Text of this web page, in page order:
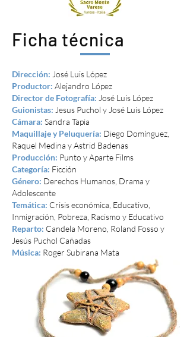
Ficha técnica
Dirección: José Luis López
Productor: Alejandro López
Director de Fotografía: José Luis López
Guionistas: Jesus Puchol y José Luis López
Cámara: Sandra Tapia
Maquillaje y Peluquería: Diego Domínguez,
Raquel Medina y Astrid Badenas
Producción: Punto y Aparte Films
Categoría: Ficción
Género: Derechos Humanos, Drama y
Adolescente
Temática: Crisis económica, Educativo,
Inmigración, Pobreza, Racismo y Educativo
Reparto: Candela Moreno, Roland Fosso y
Jesús Puchol Cañadas
Música: Roger Subirana Mata